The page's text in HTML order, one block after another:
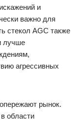
и
важно для
стекол AGC также
лучше
агрессивных
рынок.
области